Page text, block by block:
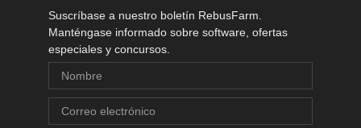
Suscríbase a nuestro boletín RebusFarm.
Manténgase informado sobre software, ofertas
especiales y concursos.